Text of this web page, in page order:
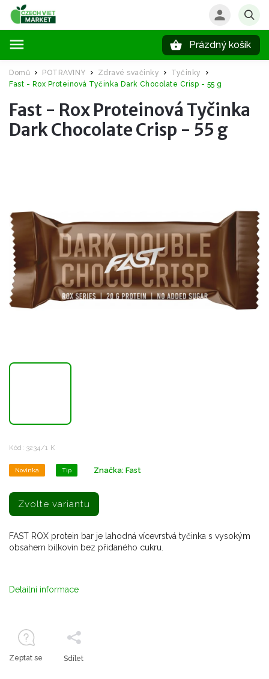
Prázdný košík
Domů / POTRAVINY / Zdravé svačinky / Tyčinky
/
Fast - Rox Proteinová Tyčinka Dark Chocolate Crisp - 55 g
Fast - Rox Proteinová Tyčinka
Dark Chocolate Crisp - 55 g
Kód: 3234/1 K
Novinka Tip Značka: Fast
Zvolte variantu
FAST ROX protein bar je lahodná vícevrstvá tyčinka s vysokým
obsahem bílkovin bez přidaného cukru.
Detailní informace
Zeptat se Sdílet